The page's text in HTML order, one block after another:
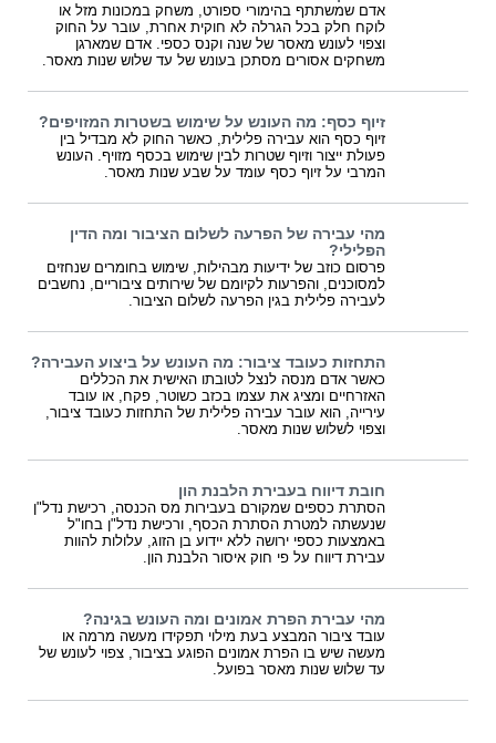
אדם שמשתתף בהימורי ספורט, משחק במכונות מזל או
לוקח חלק בכל הגרלה לא חוקית אחרת, עובר על החוק
וצפוי לעונש מאסר של שנה וקנס כספי. אדם שמארגן
משחקים אסורים מסתכן בעונש של עד שלוש שנות מאסר.
זיוף כסף: מה העונש על שימוש בשטרות המזויפים?
זיוף כסף הוא עבירה פלילית, כאשר החוק לא מבדיל בין
פעולת ייצור וזיוף שטרות לבין שימוש בכסף מזויף. העונש
המרבי על זיוף כסף עומד על שבע שנות מאסר.
מהי עבירה של הפרעה לשלום הציבור ומה הדין
הפלילי?
פרסום כוזב של ידיעות מבהילות, שימוש בחומרים שנחזים
למסוכנים, והפרעות לקיומם של שירותים ציבוריים, נחשבים
לעבירה פלילית בגין הפרעה לשלום הציבור.
התחזות כעובד ציבור: מה העונש על ביצוע העבירה?
כאשר אדם מנסה לנצל לטובתו האישית את הכללים
האזרחיים ומציג את עצמו בכזב כשוטר, פקח, או עובד
עירייה, הוא עובר עבירה פלילית של התחזות כעובד ציבור,
וצפוי לשלוש שנות מאסר.
חובת דיווח בעבירת הלבנת הון
הסתרת כספים שמקורם בעבירות מס הכנסה, רכישת נדל"ן
שנעשתה למטרת הסתרת הכסף, ורכישת נדל"ן בחו"ל
באמצעות כספי ירושה ללא יידוע בן הזוג, עלולות להוות
עבירת דיווח על פי חוק איסור הלבנת הון.
מהי עבירת הפרת אמונים ומה העונש בגינה?
עובד ציבור המבצע בעת מילוי תפקידו מעשה מרמה או
מעשה שיש בו הפרת אמונים הפוגע בציבור, צפוי לעונש של
עד שלוש שנות מאסר בפועל.